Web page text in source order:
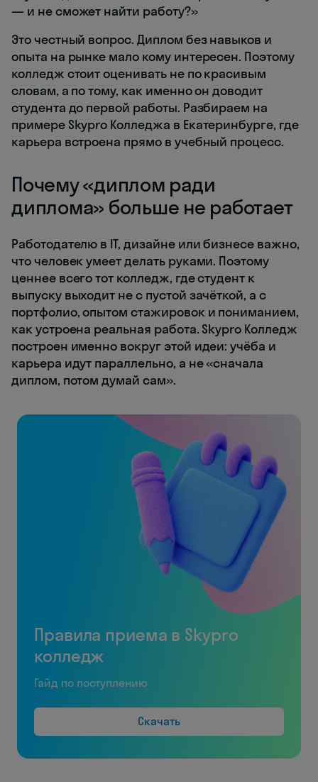
— и не сможет найти работу?»
Это честный вопрос. Диплом без навыков и
опыта на рынке мало кому интересен. Поэтому
колледж стоит оценивать не по красивым
словам, а по тому, как именно он доводит
студента до первой работы. Разбираем на
примере Skypro Колледжа в Екатеринбурге, где
карьера встроена прямо в учебный процесс.
Почему «диплом ради
диплома» больше не работает
Работодателю в IT, дизайне или бизнесе важно,
что человек умеет делать руками. Поэтому
ценнее всего тот колледж, где студент к
выпуску выходит не с пустой зачёткой, а с
портфолио, опытом стажировок и пониманием,
как устроена реальная работа. Skypro Колледж
построен именно вокруг этой идеи: учёба и
карьера идут параллельно, а не «сначала
диплом, потом думай сам».
Правила приема в Skypro
колледж
Гайд по поступлению
Скачать